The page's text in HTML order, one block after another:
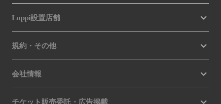
Loppi設置店舗
規約・その他
会社情報
チケット販売委託・広告掲載